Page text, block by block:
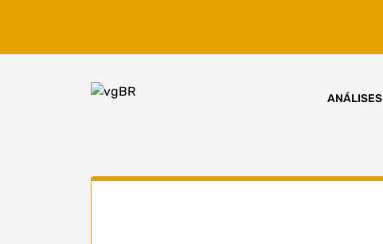
ANÁLISES